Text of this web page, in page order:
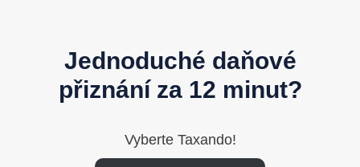
Jednoduché daňové
přiznání za 12 minut?
Vyberte Taxando!